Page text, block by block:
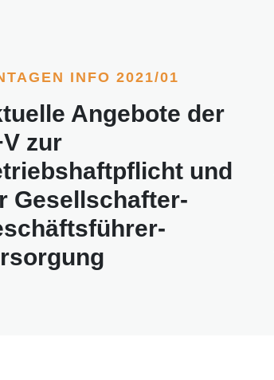
INFO 2021/01
Angebote der
zur
und
Gesellschafter-